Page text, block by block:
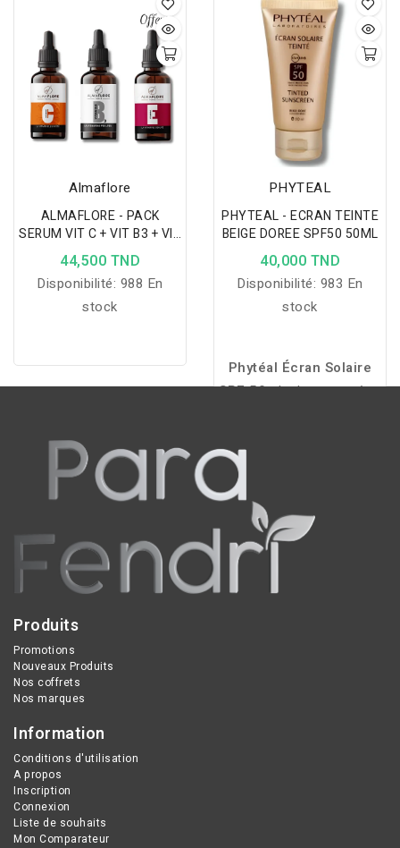
protègelapeauaprès
peelingoulaseret offre
protectionsolaire
efficacegrâceà
filtres physiques
chimiques.
Almaflore
ALMAFLORE - PACK
SERUM VIT C + VIT B3 + VIT
E
44,500 TND
Disponibilité: 988 En
stock
PHYTEAL
PHYTEAL - ECRAN TEINTE
BEIGE DOREE SPF50 50ML
40,000 TND
Disponibilité: 983 En
stock
Phytéal Écran Solaire
SPF 50+hydrate, protège
grâce à sa teinte dorée et
sa formule enrichie en
Phytovera GRT.
Produits
Promotions
Nouveaux Produits
Nos coffrets
Nos marques
Information
Conditions d'utilisation
A propos
Inscription
Connexion
Liste de souhaits
Mon Comparateur